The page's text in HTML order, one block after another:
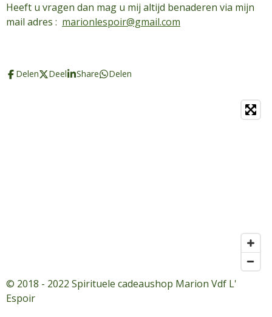
Heeft u vragen dan mag u mij altijd benaderen via mijn
mail adres : marionlespoir@gmail.com
Delen Deel Share Delen
© 2018 - 2022 Spirituele cadeaushop Marion Vdf L'
Espoir